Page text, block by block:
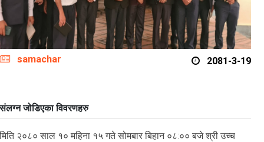
samachar 2081-3-19
संलग्न जोडिएका विवरणहरु
मिति २०८० साल १० महिना १५ गते सोमबार बिहान ०८:०० बजे श्री उच्च